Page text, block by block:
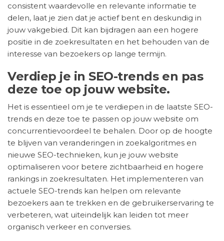
consistent waardevolle en relevante informatie te
delen, laat je zien dat je actief bent en deskundig in
jouw vakgebied. Dit kan bijdragen aan een hogere
positie in de zoekresultaten en het behouden van de
interesse van bezoekers op lange termijn.
Verdiep je in SEO-trends en pas
deze toe op jouw website.
Het is essentieel om je te verdiepen in de laatste SEO-
trends en deze toe te passen op jouw website om
concurrentievoordeel te behalen. Door op de hoogte
te blijven van veranderingen in zoekalgoritmes en
nieuwe SEO-technieken, kun je jouw website
optimaliseren voor betere zichtbaarheid en hogere
rankings in zoekresultaten. Het implementeren van
actuele SEO-trends kan helpen om relevante
bezoekers aan te trekken en de gebruikerservaring te
verbeteren, wat uiteindelijk kan leiden tot meer
organisch verkeer en conversies.